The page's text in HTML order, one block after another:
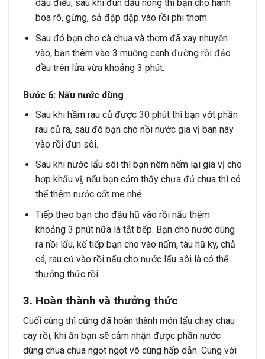
dầu điều, sau khi đun dầu nóng thì bạn cho hành
boa rô, gừng, sả đập dập vào rồi phi thơm.
Sau đó bạn cho cà chua và thơm đã xay nhuyễn
vào, bạn thêm vào 3 muỗng canh đường rồi đảo
đều trên lửa vừa khoảng 3 phút.
Bước 6: Nấu nước dùng
Sau khi hầm rau củ được 30 phút thì bạn vớt phần
rau củ ra, sau đó bạn cho nồi nước gia vị ban nãy
vào rồi đun sôi.
Sau khi nước lẩu sôi thì bạn nêm nếm lại gia vị cho
hợp khẩu vị, nếu bạn cảm thấy chưa đủ chua thì có
thể thêm nước cốt me nhé.
Tiếp theo bạn cho đậu hũ vào rồi nấu thêm
khoảng 3 phút nữa là tắt bếp. Bạn cho nước dùng
ra nồi lẩu, kế tiếp bạn cho vào nấm, tàu hũ ky, chả
cá, rau củ vào rồi nấu cho nước lẩu sôi là có thể
thưởng thức rồi.
3. Hoàn thành và thưởng thức
Cuối cùng thì cũng đã hoàn thành món lẩu chay chau
cay rồi, khi ăn bạn sẽ cảm nhận được phần nước
dùng chua chua ngọt ngọt vô cùng hấp dẫn. Cùng với